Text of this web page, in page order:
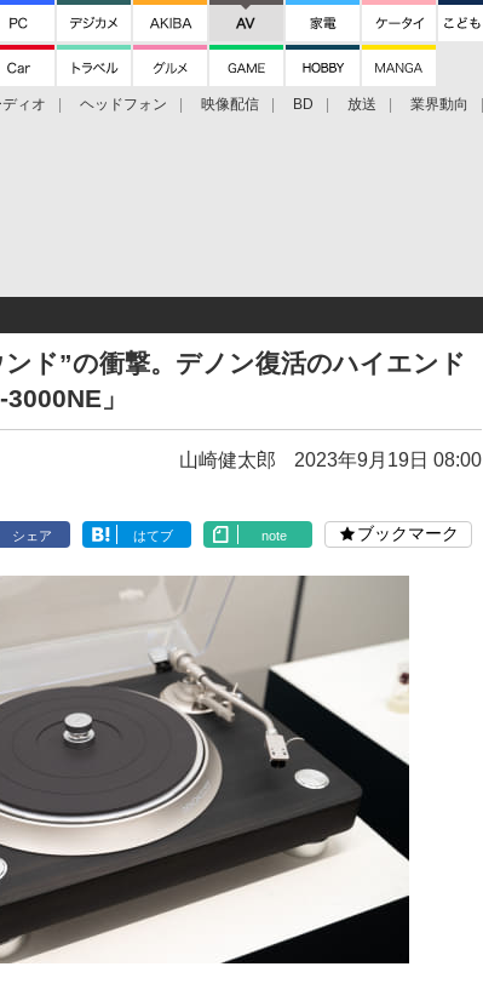
ィオ ヘッドフォン 映像配信 BD 放送 業界動向
ド”の衝撃。デノン復活のハイエンド
」
山崎健太郎 2023年9月19日 08:00
シェア はてブ note ブックマーク